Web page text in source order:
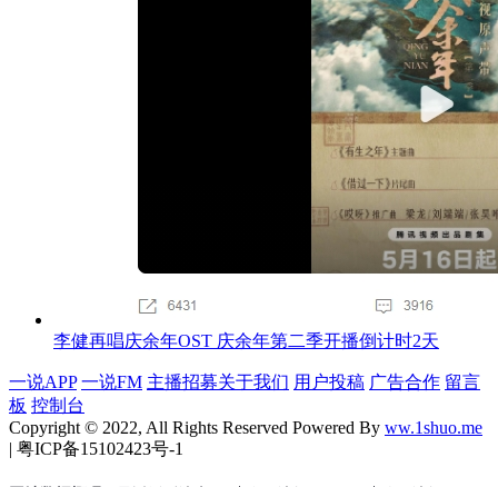
李健再唱庆余年OST 庆余年第二季开播倒计时2天
一说APP 一说FM 主播招募关于我们 用户投稿 广告合作 留言
板 控制台
Copyright © 2022, All Rights Reserved Powered By ww.1shuo.me
| 粤ICP备15102423号-1